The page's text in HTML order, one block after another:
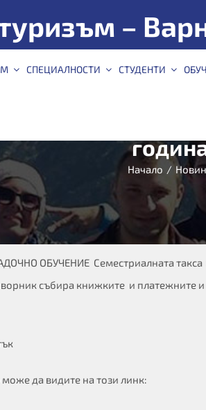
–
СПЕЦИАЛНОСТИ СТУДЕНТИ
Начало /
ОБУЧЕНИЕ Семестриалната
събира книжките и платежните
да видите на този линк: